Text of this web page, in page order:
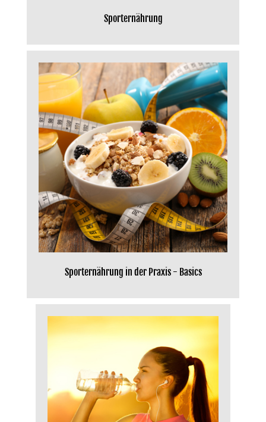
Sporternährung
Sporternährung in der Praxis - Basics